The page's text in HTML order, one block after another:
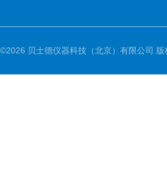
©2026 贝士德仪器科技（北京）有限公司 版